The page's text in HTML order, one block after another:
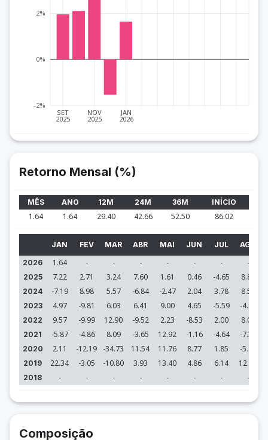
SET
2025
NOV
2025
JAN
2026
-2%
0%
2%
Retorno Mensal (%)
MÊS ANO 12M 24M 36M INÍCIO
1.64 1.64 29.40 42.66 52.50 86.02
JAN FEV MAR ABR MAI JUN JUL AGO
2026
1.64 - - - - - - -
2025 7.22 2.71 3.24 7.60 1.61 0.46 -4.65 8.88
2024 -7.19 8.98 5.57 -6.84 -2.47 2.04 3.78 8.57
2023 4.97 -9.81 6.03 6.41 9.00 4.65 -5.59 -4.98
2022 9.57 -9.99 12.90 -9.52 2.23 -8.53 2.00 8.05
2021 -5.87 -4.86 8.09 -3.65 12.92 -1.16 -4.64 -7.30
2020 2.11 -12.19 -34.73 11.54 11.76 8.77 1.85 -5.40
2019 22.34 -3.05 -10.80 3.93 13.40 4.86 6.14 12.78
2018 - - - - - - - -
Composição